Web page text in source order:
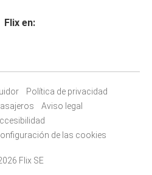
Flix en:
Política de privacidad
Aviso legal
de las cookies
Flix SE